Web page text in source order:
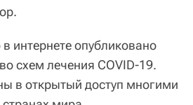
интернете опубликовано
схем лечения COVID-19.
в открытый доступ многими